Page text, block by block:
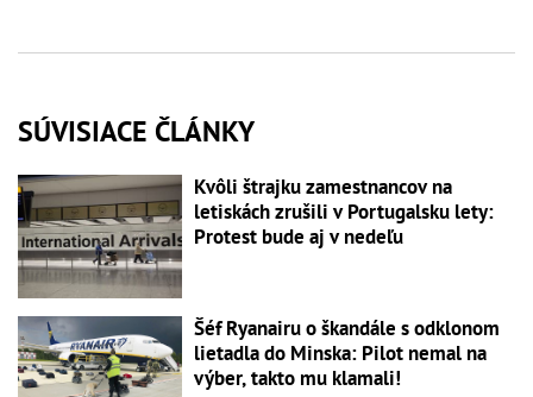
SÚVISIACE ČLÁNKY
Kvôli štrajku zamestnancov na
letiskách zrušili v Portugalsku lety:
Protest bude aj v nedeľu
Šéf Ryanairu o škandále s odklonom
lietadla do Minska: Pilot nemal na
výber, takto mu klamali!